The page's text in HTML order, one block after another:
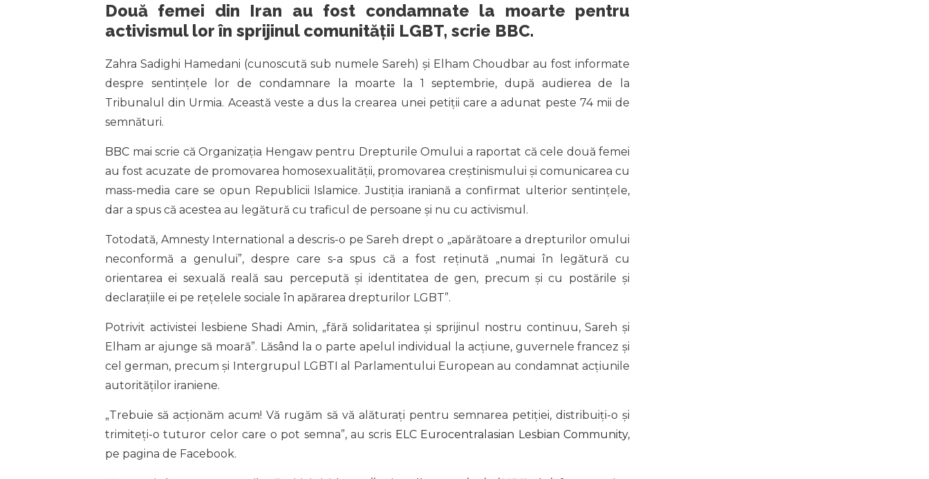
Două femei din Iran au fost condamnate la moarte pentru
activismul lor în sprijinul comunității LGBT, scrie BBC.
Zahra Sadighi Hamedani (cunoscută sub numele Sareh) și Elham Choudbar au fost informate
despre sentințele lor de condamnare la moarte la 1 septembrie, după audierea de la
Tribunalul din Urmia. Această veste a dus la crearea unei petiții care a adunat peste 74 mii de
semnături.
BBC mai scrie că Organizația Hengaw pentru Drepturile Omului a raportat că cele două femei
au fost acuzate de promovarea homosexualității, promovarea creștinismului și comunicarea cu
mass-media care se opun Republicii Islamice. Justiția iraniană a confirmat ulterior sentințele,
dar a spus că acestea au legătură cu traficul de persoane și nu cu activismul.
Totodată, Amnesty International a descris-o pe Sareh drept o „apărătoare a drepturilor omului
neconformă a genului”, despre care s-a spus că a fost reținută „numai în legătură cu
orientarea ei sexuală reală sau percepută și identitatea de gen, precum și cu postările și
declarațiile ei pe rețelele sociale în apărarea drepturilor LGBT”.
Potrivit activistei lesbiene Shadi Amin, „fără solidaritatea și sprijinul nostru continuu, Sareh și
Elham ar ajunge să moară”. Lăsând la o parte apelul individual la acțiune, guvernele francez și
cel german, precum și Intergrupul LGBTI al Parlamentului European au condamnat acțiunile
autorităților iraniene.
„Trebuie să acționăm acum! Vă rugăm să vă alăturați pentru semnarea petiției, distribuiți-o și
trimiteți-o tuturor celor care o pot semna”, au scris ELC Eurocentralasian Lesbian Community,
pe pagina de Facebook.